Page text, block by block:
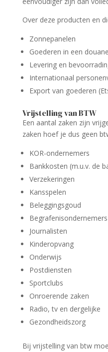
Over deze producten en
Zonnepanelen
Goederen in een
Levering en
Internationaal
Export van goederen
Vrijstelling van BTW
Een aantal zaken zijn
zaken hoef je dus geen
KOR-ondernemers
Bankkosten (m.u.v. de
Verzekeringen
Kansspelen
Beleggingsgoud
Begrafenisondernemers
Journalisten
Kinderopvang
Onderwijs
Postdiensten
Sportclubs
Onroerende zaken
Radio, tv en dergelijke
Gezondheidszorg
Bij vrijstelling van btw